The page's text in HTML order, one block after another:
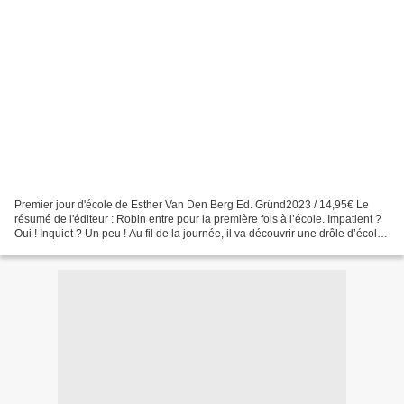
Premier jour d'école de Esther Van Den Berg Ed. Gründ2023 / 14,95€ Le
résumé de l'éditeur : Robin entre pour la première fois à l’école. Impatient ?
Oui ! Inquiet ? Un peu ! Au fil de la journée, il va découvrir une drôle d’école,